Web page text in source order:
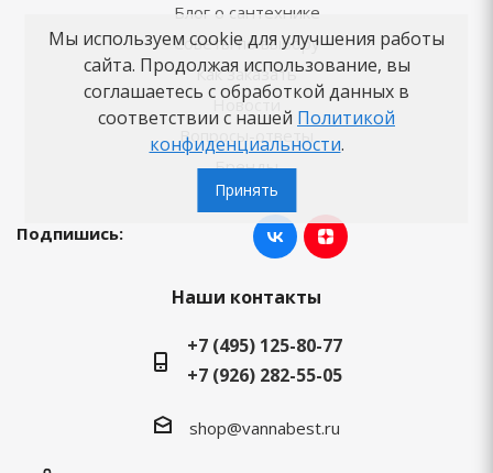
Блог о сантехнике
Советы по выбору
Как заказать
Новости
Вопросы-ответы
Бренды
Подпишись:
Наши контакты
+7 (495) 125-80-77
+7 (926) 282-55-05
shop@vannabest.ru
Мы используем cookie для улучшения работы
сайта. Продолжая использование, вы
соглашаетесь с обработкой данных в
соответствии с нашей Политикой
конфиденциальности.
Принять